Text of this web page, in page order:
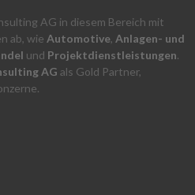
AG in diesem Bereich mit
ab, wie Automotive, Anlagen- und
und Projektdienstleistungen.
AG als Gold Partner,